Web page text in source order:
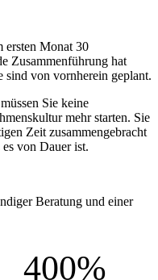
ersten Monat 30
Zusammenführung hat
sind von vornherein geplant.
Sie keine
mehr starten. Sie
Zeit zusammengebracht
von Dauer ist.
Beratung und einer
400%